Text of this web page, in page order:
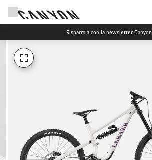
Risparmia con la newsletter Canyon